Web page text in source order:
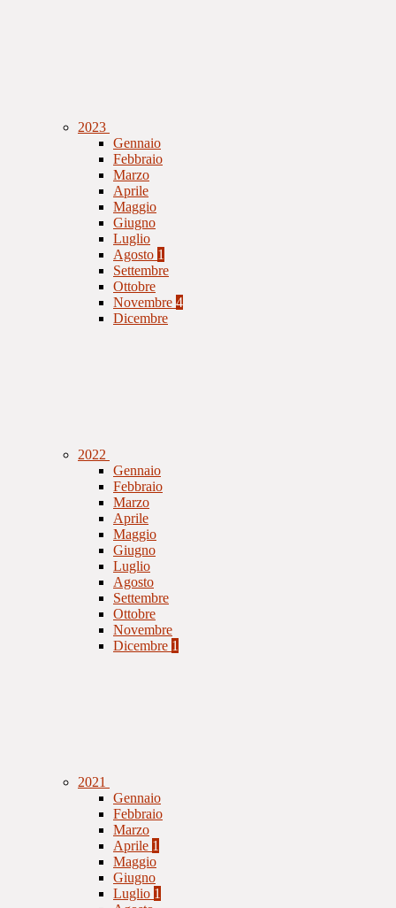
2023
Gennaio
Febbraio
Marzo
Aprile
Maggio
Giugno
Luglio
Agosto 1
Settembre
Ottobre
Novembre 4
Dicembre
2022
Gennaio
Febbraio
Marzo
Aprile
Maggio
Giugno
Luglio
Agosto
Settembre
Ottobre
Novembre
Dicembre 1
2021
Gennaio
Febbraio
Marzo
Aprile 1
Maggio
Giugno
Luglio 1